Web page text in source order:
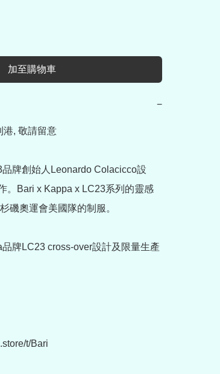
加至購物車
−
港, 敬請留意
牌創始人Leonardo Colacicco設
。Bari x Kappa x LC23系列的靈感
磯奧運會美國隊的制服。
牌LC23 cross-over設計及限量生產
t/Bari